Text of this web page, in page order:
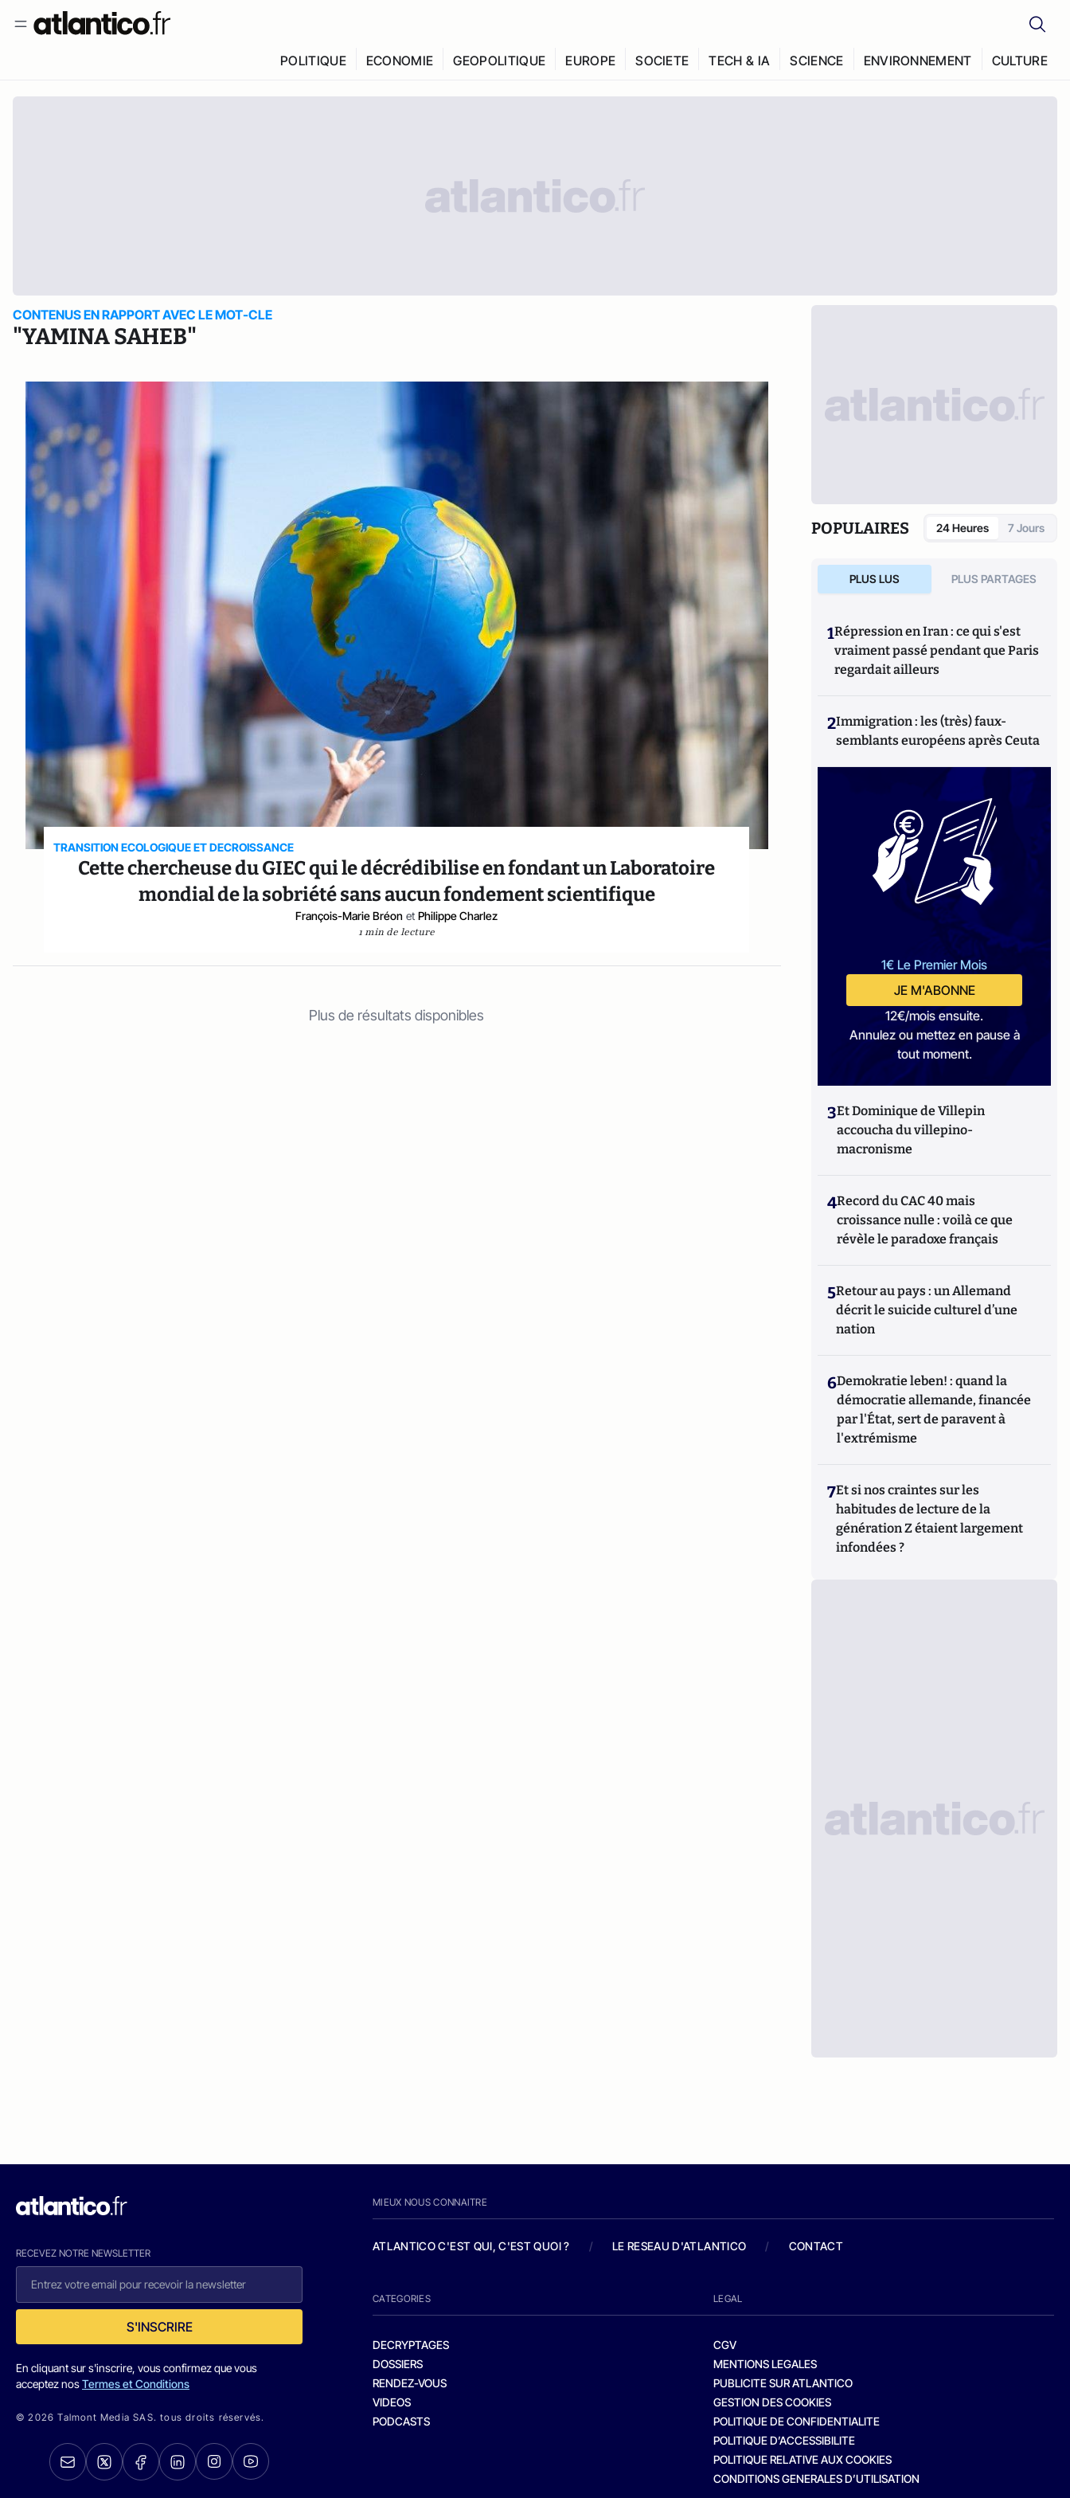
POLITIQUE ECONOMIE GEOPOLITIQUE EUROPE SOCIETE TECH & IA SCIENCE ENVIRONNEMENT CULTURE
CONTENUS EN RAPPORT AVEC LE MOT-CLE
"YAMINA SAHEB"
TRANSITION ECOLOGIQUE ET DECROISSANCE
Cette chercheuse du GIEC qui le décrédibilise en fondant un Laboratoire
mondial de la sobriété sans aucun fondement scientifique
François-Marie Bréon et Philippe Charlez
1 min de lecture
Plus de résultats disponibles
POPULAIRES 24 Heures 7 Jours
PLUS LUS PLUS PARTAGES
1Répression en Iran : ce qui s'est
vraiment passé pendant que Paris
regardait ailleurs
2Immigration : les (très) faux-
semblants européens après Ceuta
1€ Le Premier Mois
JE M'ABONNE
12€/mois ensuite.
Annulez ou mettez en pause à
tout moment.
3Et Dominique de Villepin
accoucha du villepino-
macronisme
4Record du CAC 40 mais
croissance nulle : voilà ce que
révèle le paradoxe français
5Retour au pays : un Allemand
décrit le suicide culturel d’une
nation
6Demokratie leben! : quand la
démocratie allemande, financée
par l'État, sert de paravent à
l'extrémisme
7Et si nos craintes sur les
habitudes de lecture de la
génération Z étaient largement
infondées ?
RECEVEZ NOTRE NEWSLETTER
S'INSCRIRE
En cliquant sur s'inscrire, vous confirmez que vous
acceptez nosTermes et Conditions
© 2026 Talmont Media SAS. tous droits réservés.
MIEUX NOUS CONNAITRE
ATLANTICO C'EST QUI, C'EST QUOI ? / LE RESEAU D'ATLANTICO / CONTACT
CATEGORIES
DECRYPTAGES
DOSSIERS
RENDEZ-VOUS
VIDEOS
PODCASTS
LEGAL
CGV
MENTIONS LEGALES
PUBLICITE SUR ATLANTICO
GESTION DES COOKIES
POLITIQUE DE CONFIDENTIALITE
POLITIQUE D’ACCESSIBILITE
POLITIQUE RELATIVE AUX COOKIES
CONDITIONS GENERALES D’UTILISATION